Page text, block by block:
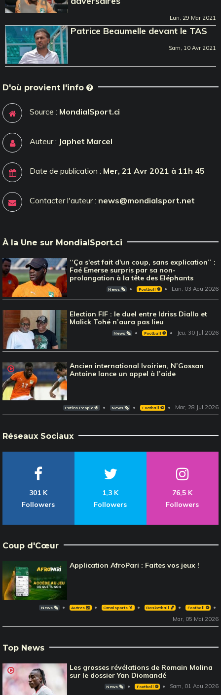
Lun, 29 Mar 2021
Patrice Beaumelle devant le TAS
Sam, 10 Avr 2021
D'où provient l'info
Source : MondialSport.ci
Auteur : Japhet Marcel
Date de publication : Mer, 21 Avr 2021 à 11h 45
Contacter l'auteur : news@mondialsport.net
À la Une sur MondialSport.ci
‘‘Ça s'est fait d'un coup, sans explication’’ :
Faé Emerse surpris par sa non-
prolongation à la tête des Eléphants
News 🗞️ Football ⚽️ Lun, 03 Aou 2026
Election FIF : le duel entre Idriss Diallo et
Malick Tohé n’aura pas lieu
News 🗞️ Football ⚽️ Jeu, 30 Jul 2026
Ancien international Ivoirien, N’Gossan
Antoine lance un appel à l’aide
Potins People 🌟 News 🗞️ Football ⚽️ Mar, 28 Jul 2026
Réseaux Sociaux
301 K
Followers
1,3 K
Followers
76,5 K
Followers
Coup d'Cœur
Application AfroPari : Faites vos jeux !
News 🗞️ Autres 🎽 Omnisports 🏅 Basketball 🏀 Football ⚽️
Mar, 05 Mai 2026
Top News
Les grosses révélations de Romain Molina
sur le dossier Yan Diomandé
News 🗞️ Football ⚽️ Sam, 01 Aou 2026